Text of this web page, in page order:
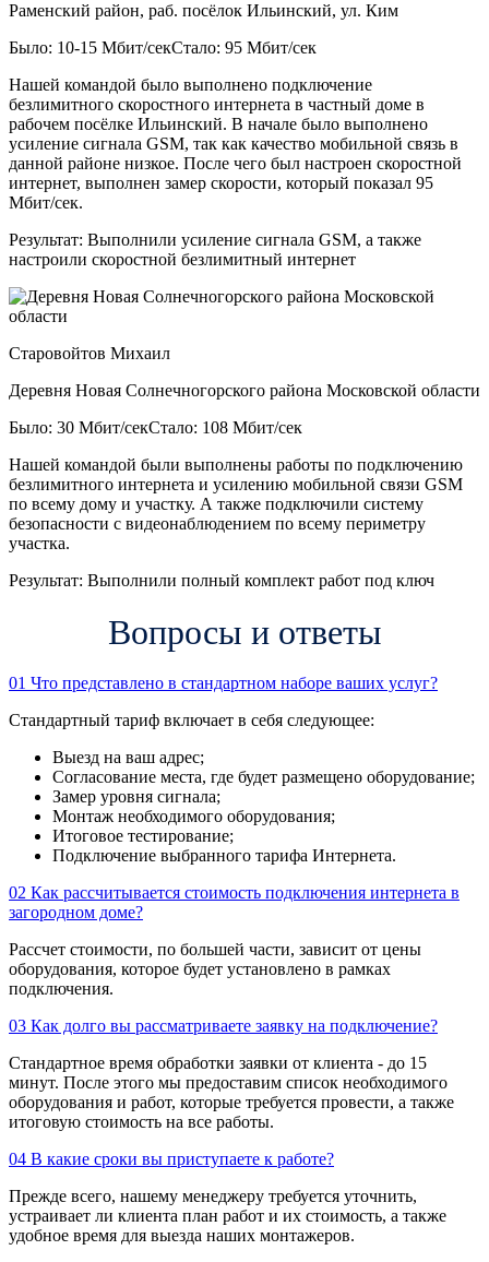
Раменский район, раб. посёлок Ильинский, ул. Ким
Было: 10-15 Мбит/секСтало: 95 Мбит/сек
Нашей командой было выполнено подключение
безлимитного скоростного интернета в частный доме в
рабочем посёлке Ильинский. В начале было выполнено
усиление сигнала GSM, так как качество мобильной связь в
данной районе низкое. После чего был настроен скоростной
интернет, выполнен замер скорости, который показал 95
Мбит/сек.
Результат: Выполнили усиление сигнала GSM, а также
настроили скоростной безлимитный интернет
Старовойтов Михаил
Деревня Новая Солнечногорского района Московской области
Было: 30 Мбит/секСтало: 108 Мбит/сек
Нашей командой были выполнены работы по подключению
безлимитного интернета и усилению мобильной связи GSM
по всему дому и участку. А также подключили систему
безопасности с видеонаблюдением по всему периметру
участка.
Результат: Выполнили полный комплект работ под ключ
Вопросы и ответы
01 Что представлено в стандартном наборе ваших услуг?
Стандартный тариф включает в себя следующее:
Выезд на ваш адрес;
Согласование места, где будет размещено оборудование;
Замер уровня сигнала;
Монтаж необходимого оборудования;
Итоговое тестирование;
Подключение выбранного тарифа Интернета.
02 Как рассчитывается стоимость подключения интернета в
загородном доме?
Рассчет стоимости, по большей части, зависит от цены
оборудования, которое будет установлено в рамках
подключения.
03 Как долго вы рассматриваете заявку на подключение?
Стандартное время обработки заявки от клиента - до 15
минут. После этого мы предоставим список необходимого
оборудования и работ, которые требуется провести, а также
итоговую стоимость на все работы.
04 В какие сроки вы приступаете к работе?
Прежде всего, нашему менеджеру требуется уточнить,
устраивает ли клиента план работ и их стоимость, а также
удобное время для выезда наших монтажеров.